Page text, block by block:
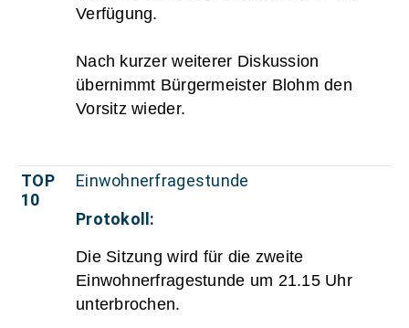
Verfügung.
Nach kurzer weiterer Diskussion
übernimmt Bürgermeister Blohm den
Vorsitz wieder.
TOP
10
Einwohnerfragestunde
Protokoll:
Die Sitzung wird für die zweite
Einwohnerfragestunde um 21.15 Uhr
unterbrochen.